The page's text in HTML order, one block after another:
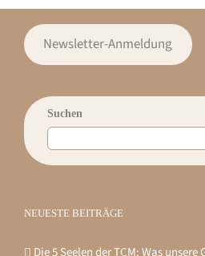
Newsletter-Anmeldung
Suchen
NEUESTE BEITRÄGE
Die 5 Seelen der TCM: Was